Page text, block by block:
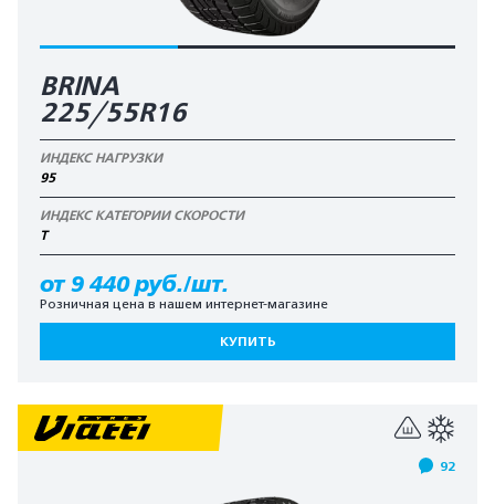
BRINA
225/55R16
ИНДЕКС НАГРУЗКИ
95
ИНДЕКС КАТЕГОРИИ СКОРОСТИ
T
от 9 440 руб./шт.
Розничная цена в нашем интернет-магазине
КУПИТЬ
92